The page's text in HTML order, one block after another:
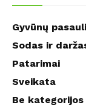
Gyvūnų
Sodas ir
Patarimai
Sveikata
Be kategorijos